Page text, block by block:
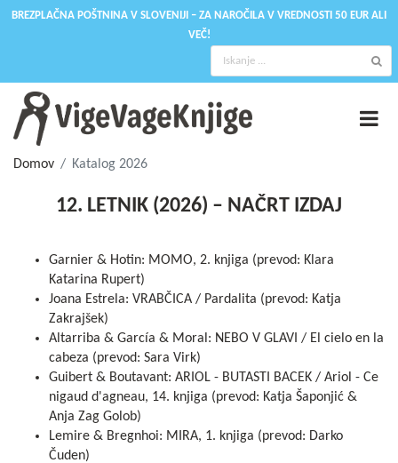
BREZPLAČNA POŠTNINA V SLOVENIJI – ZA NAROČILA V VREDNOSTI 50 EUR ALI
VEČ!
Domov Katalog 2026
12. LETNIK (2026) – NAČRT IZDAJ
Garnier & Hotin: MOMO, 2. knjiga (prevod: Klara
Katarina Rupert)
Joana Estrela: VRABČICA / Pardalita (prevod: Katja
Zakrajšek)
Altarriba & García & Moral: NEBO V GLAVI / El cielo en la
cabeza (prevod: Sara Virk)
Guibert & Boutavant: ARIOL - BUTASTI BACEK / Ariol - Ce
nigaud d'agneau, 14. knjiga (prevod: Katja Šaponjić &
Anja Zag Golob)
Lemire & Bregnhoi: MIRA, 1. knjiga (prevod: Darko
Čuden)